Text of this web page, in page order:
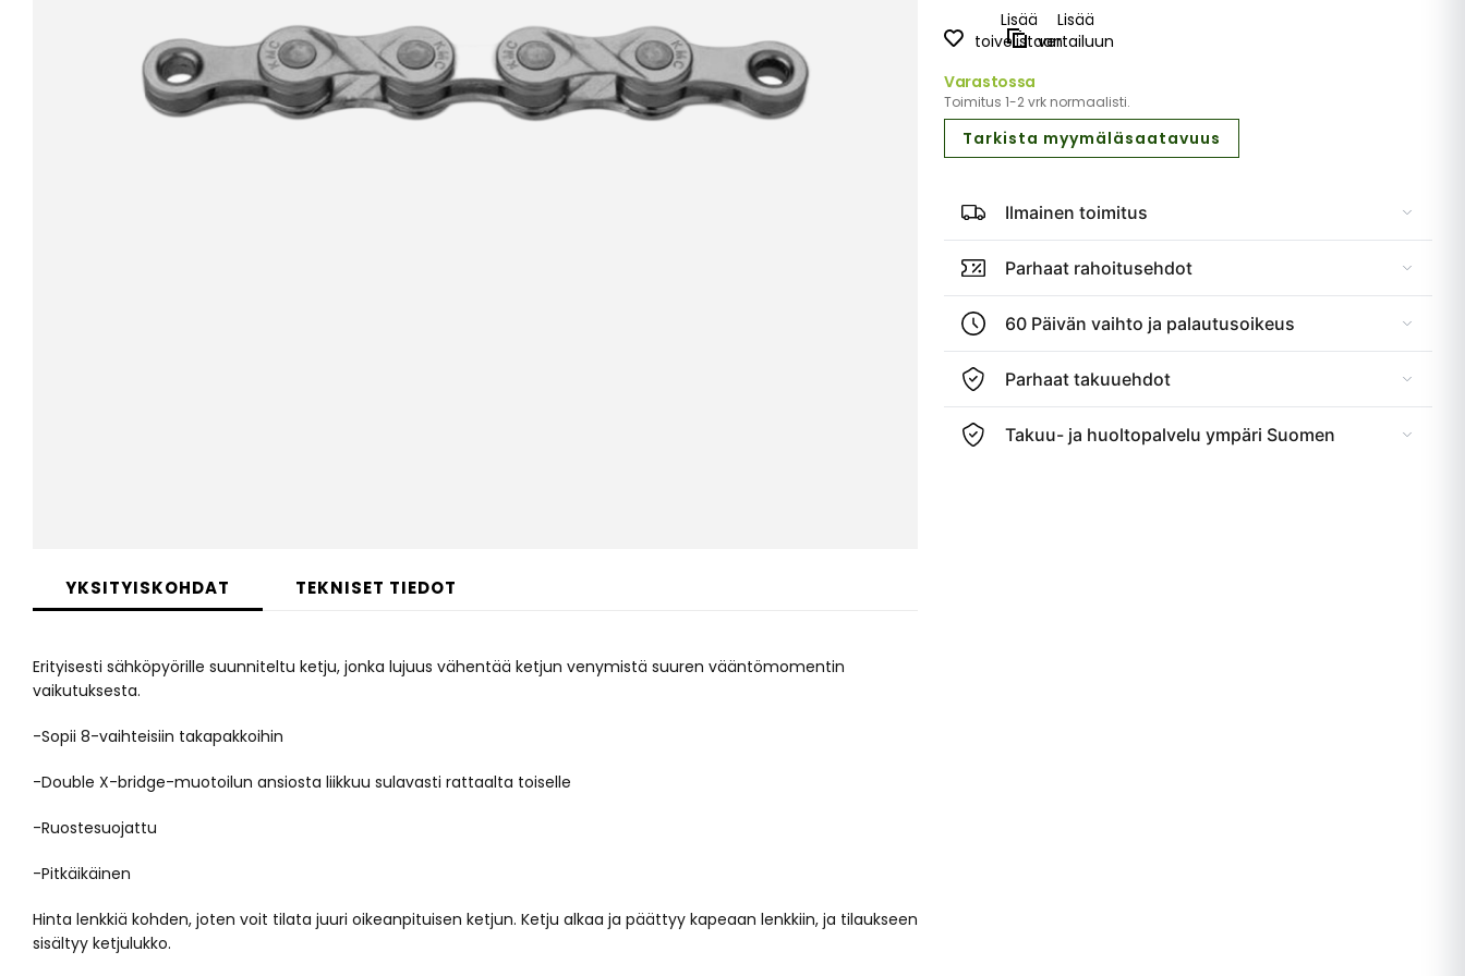
the
the
images
YKSITYISKOHDAT
Erityisesti sähköpyörille suunniteltu ketju, jonka lujuus vähentää ketjun venymistä suuren vääntömomentin
vaikutuksesta.
-Sopii 8-vaihteisiin takapakkoihin
-Double X-bridge-muotoilun ansiosta liikkuu sulavasti rattaalta toiselle
-Ruostesuojattu
-Pitkäikäinen
Hinta lenkkiä kohden, joten voit tilata juuri oikeanpituisen ketjun. Ketju alkaa ja päättyy kapeaan lenkkiin, ja tilaukseen
sisältyy ketjulukko.
TEKNISET TIEDOT
Lisää
toivelistaan
Lisää
vertailuun
Varastossa
Toimitus 1-2 vrk normaalisti.
Tarkista myymäläsaatavuus
Ilmainen toimitus
Parhaat rahoitusehdot
60 Päivän vaihto ja palautusoikeus
Parhaat takuuehdot
Takuu- ja huoltopalvelu ympäri Suomen